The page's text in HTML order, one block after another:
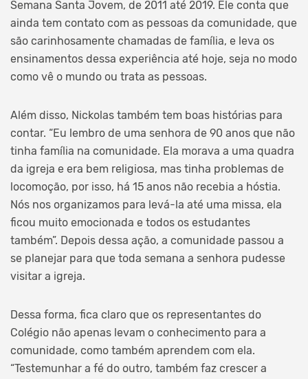
Semana Santa Jovem, de 2011 até 2019. Ele conta que
ainda tem contato com as pessoas da comunidade, que
são carinhosamente chamadas de família, e leva os
ensinamentos dessa experiência até hoje, seja no modo
como vê o mundo ou trata as pessoas.
Além disso, Nickolas também tem boas histórias para
contar. “Eu lembro de uma senhora de 90 anos que não
tinha família na comunidade. Ela morava a uma quadra
da igreja e era bem religiosa, mas tinha problemas de
locomoção, por isso, há 15 anos não recebia a hóstia.
Nós nos organizamos para levá-la até uma missa, ela
ficou muito emocionada e todos os estudantes
também”. Depois dessa ação, a comunidade passou a
se planejar para que toda semana a senhora pudesse
visitar a igreja.
Dessa forma, fica claro que os representantes do
Colégio não apenas levam o conhecimento para a
comunidade, como também aprendem com ela.
“Testemunhar a fé do outro, também faz crescer a